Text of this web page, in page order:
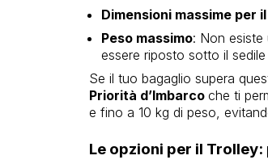
Dimensioni massime per
Peso massimo: Non esiste
essere riposto sotto il
Se il tuo bagaglio supera
Priorità d’Imbarco che ti
e fino a 10 kg di peso,
Le opzioni per il